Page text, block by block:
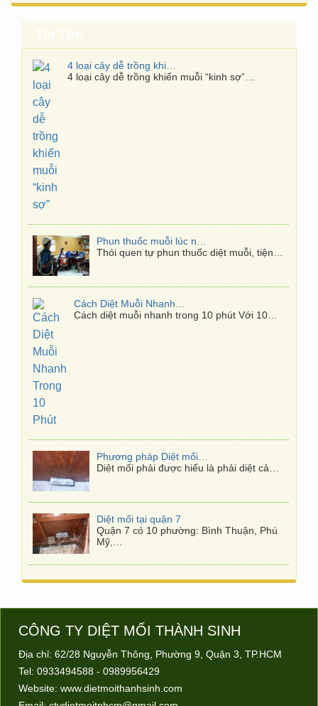
Diệt mối tại Gò Vấp
Diệt mối tại Thủ Đức
Công ty diệt mối ở quận Thủ Đức Nhận
Trả lời pv, bác sỹ Phan Xuân Trung,
CÔNG TY DIỆT MỐI THÀNH SINH
Địa chỉ: 62/28 Nguyễn Thông, Phường 9, Quận 3, TP.HCM
Tel: 0933494588 - 0989956429
Website: www.dietmoithanhsinh.com